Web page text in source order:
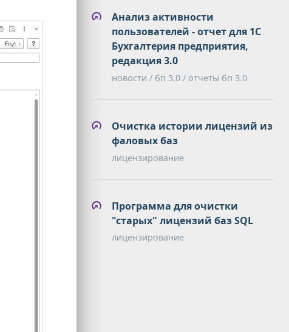
Анализ активности
пользователей - отчет для 1С
Бухгалтерия предприятия,
редакция 3.0
новости / бп 3.0 / отчеты бп 3.0
Очистка истории лицензий из
фаловых баз
лицензирование
Программа для очистки
"старых" лицензий баз SQL
лицензирование